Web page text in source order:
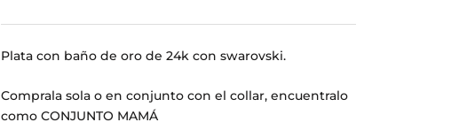
Plata con baño de oro de 24k con swarovski.
Comprala sola o en conjunto con el collar, encuentralo
como CONJUNTO MAMÁ